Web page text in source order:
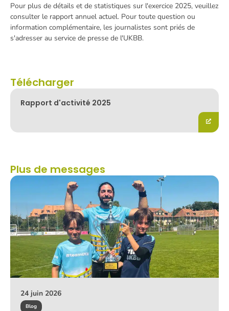
Pour plus de détails et de statistiques sur l'exercice 2025, veuillez
consulter le rapport annuel actuel. Pour toute question ou
information complémentaire, les journalistes sont priés de
s'adresser au service de presse de l'UKBB.
Télécharger
Rapport d'activité 2025
Plus de messages
24 juin 2026
Blog